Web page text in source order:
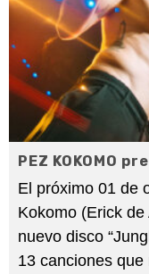
PEZ KOKOMO
El próximo 01 de
Kokomo (Erick
nuevo disco
13 canciones